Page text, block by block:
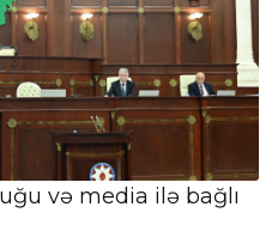
və media ilə bağlı